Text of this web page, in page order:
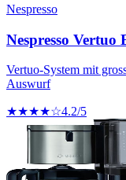
Nespresso
Nespresso Vertuo
Vertuo-System mit
Auswurf
★★★★☆4.2/5